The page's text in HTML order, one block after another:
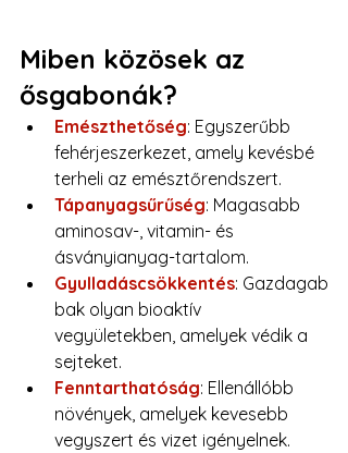
Miben közösek az
ősgabonák?
Emészthetőség: Egyszerűbb
fehérjeszerkezet, amely kevésbé
terheli az emésztőrendszert.
Tápanyagsűrűség: Magasabb
aminosav-, vitamin- és
ásványianyag-tartalom.
Gyulladáscsökkentés: Gazdagab
bak olyan bioaktív
vegyületekben, amelyek védik a
sejteket.
Fenntarthatóság: Ellenállóbb
növények, amelyek kevesebb
vegyszert és vizet igényelnek.